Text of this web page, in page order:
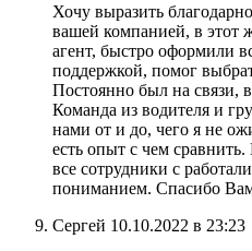
Хочу выразить
вашей компанией, в этот
агент, быстро оформили
поддержкой, помог
Постоянно был на связи,
Команда из водителя и
нами от и до, чего я не
есть опыт с чем
все сотрудники с
пониманием. Спасибо
Сергей 10.10.2022 в 23:23